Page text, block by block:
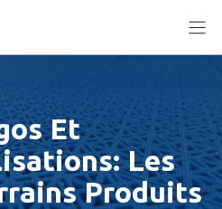
Et
Les
Produits